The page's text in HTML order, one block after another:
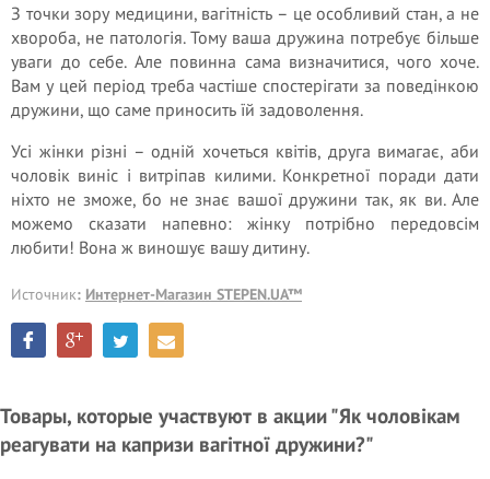
З точки зору медицини, вагітність – це особливий стан, а не
хвороба, не патологія. Тому ваша дружина потребує більше
уваги до себе. Але повинна сама визначитися, чого хоче.
Вам у цей період треба частіше спостерігати за поведінкою
дружини, що саме приносить їй задоволення.
Усі жінки різні – одній хочеться квітів, друга вимагає, аби
чоловік виніс і витріпав килими. Конкретної поради дати
ніхто не зможе, бо не знає вашої дружини так, як ви. Але
можемо сказати напевно: жінку потрібно передовсім
любити! Вона ж виношує вашу дитину.
Источник: Интернет-Магазин STEPEN.UA™
Товары, которые участвуют в акции "Як чоловікам
реагувати на капризи вагітної дружини?"